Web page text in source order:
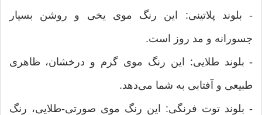
- بلوند پلاتینی: این رنگ موی یخی و روشن بسیار
جسورانه و مد روز است.
- بلوند طلایی: این رنگ موی گرم و درخشان، ظاهری
طبیعی و آفتابی به شما می‌دهد.
- بلوند توت فرنگی: این رنگ موی صورتی-طلایی، رنگ